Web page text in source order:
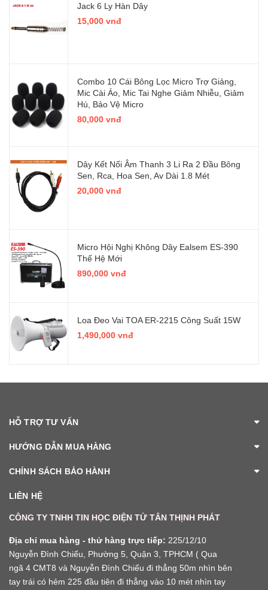
Jack 6 Ly Hàn Dây
15,000 vnđ
Combo 10 Cái Bông Lọc Micro Trợ Giảng,
Mic Cài Áo, Mic Tai Nghe Giảm Nhiễu, Giảm
Hú, Bảo Vệ Micro
80,000 vnđ
Dây Kết Nối Âm Thanh 3 Li Ra 2 Đầu Bông
Sen, Rca, Hoa Sen, Av Dài 1.8 Mét
20,000 vnđ
Micro Hội Nghị Không Dây Ealsem ES-390
Thế Hệ Mới
890,000 vnđ
Loa Đeo Vai TOA ER-2215 Công Suất 15W
1,490,000 vnđ
HỖ TRỢ TƯ VẤN
HƯỚNG DẪN MUA HÀNG
CHÍNH SÁCH BẢO HÀNH
LIÊN HỆ
CÔNG TY TNHH TIN HỌC ĐIỆN TỬ TÂN THỊNH PHÁT
Địa chỉ mua hàng - thử hàng trực tiếp: 225/12/10
Nguyễn Đình Chiểu, Phường 5, Quận 3, TPHCM ( Qua
ngã 4 CMT8 và Nguyễn Đình Chiểu đi thẳng 50m nhìn bên
tay trái có hẻm 225 đầu tiên đi thẳng vào 10 mét nhìn tay